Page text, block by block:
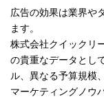
広告の効果は業界や
ます。
株式会社クイックリ
の貴重なデータとし
ル、異なる予算規模
マーケティングノウ